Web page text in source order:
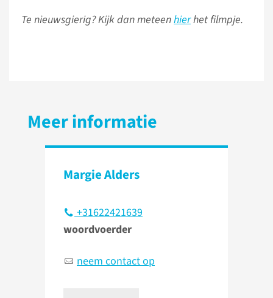
Te nieuwsgierig? Kijk dan meteenhierhet filmpje.
Meer informatie
Margie Alders
+31622421639
woordvoerder
neem contact op